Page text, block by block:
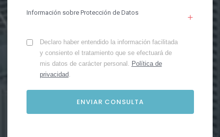
Información sobre Protección de Datos
Declaro haber entendido la información facilitada
y consiento el tratamiento que se efectuará de
mis datos de carácter personal. Política de
privacidad.